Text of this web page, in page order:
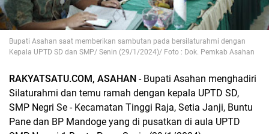
Bupati Asahan saat memberikan sambutan pada bersilaturahmi dengan
Kepala UPTD SD dan SMP/ Senin (29/1/2024)/ Foto : Dok. Pemkab Asahan
RAKYATSATU.COM, ASAHAN - Bupati Asahan menghadiri
Silaturahmi dan temu ramah dengan kepala UPTD SD,
SMP Negri Se - Kecamatan Tinggi Raja, Setia Janji, Buntu
Pane dan BP Mandoge yang di pusatkan di aula UPTD